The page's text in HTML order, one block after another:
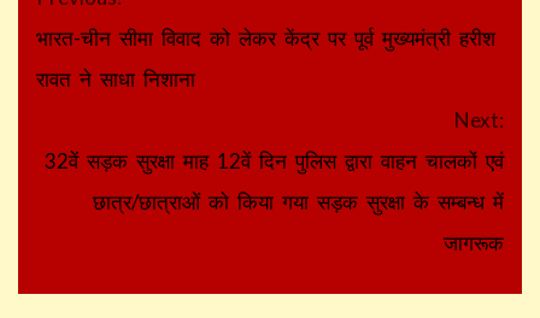
Reading
भारत-चीन सीमा विवाद को लेकर केंद्र पर पूर्व मुख्यमंत्री हरीश
रावत ने साधा निशाना
Next:
32वें सड़क सुरक्षा माह 12वें दिन पुलिस द्वारा वाहन चालकों एवं
छात्र/छात्राओं को किया गया सड़क सुरक्षा के सम्बन्ध में
जागरूक